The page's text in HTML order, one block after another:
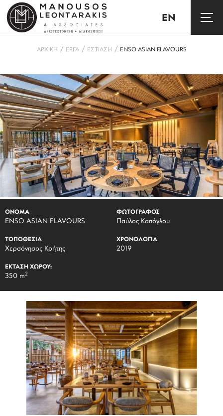
EN
ΑΡΧΙΚΗ / ΕΡΓΑ / ΕΣΤΙΑΣΗ / ENSO ASIAN FLAVOURS
ΟΝΟΜΑ
ENSO ASIAN FLAVOURS
ΦΩΤΟΓΡΑΦΟΣ
Παύλος Καπόγλου
ΤΟΠΟΘΕΣΙΑ
Χερσόνησος Κρήτης
ΧΡΟΝΟΛΟΓΙΑ
2019
ΕΚΤΑΣΗ ΧΩΡΟΥ:
350 m2